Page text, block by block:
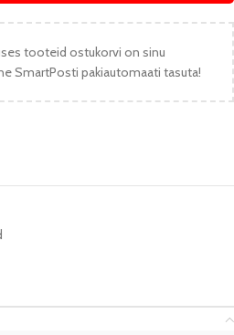
tooteid ostukorvi on sinu
SmartPosti pakiautomaati tasuta!